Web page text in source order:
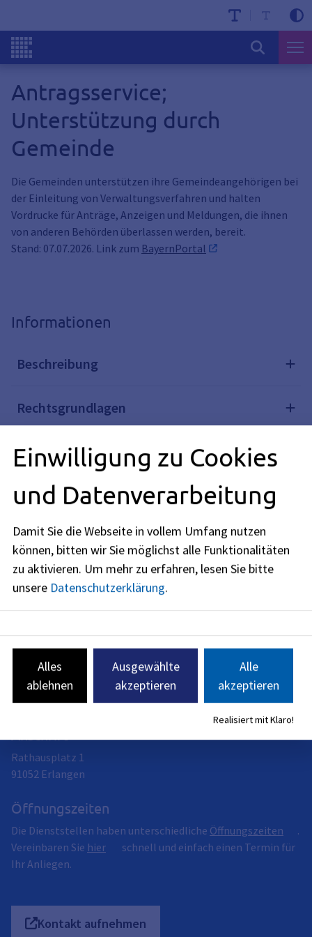
Antragsservice;
Unterstützung durch
Gemeinde
Die Gemeinden unterstützen ihre Gemeindeangehörigen bei
der Einleitung von Verwaltungsverfahren und halten
Vordrucke für Anträge, Anzeigen und Meldungen, die ihnen
von anderen Behörden überlassen werden, bereit.
Stand: 07.07.2026. Link zum BayernPortal
Informationen
Beschreibung
Rechtsgrundlagen
Verwandte Themen
Redaktionell verantwortlich: Bayerisches Staatsministerium
des Innern, für Sport und Integration (sieheBayernPortal
)
Das Dienstleistungsangebot der Stadt Erlangen ist breit
gefächert.
Hier finden Sie die einzelnen Fachdienststellen mit ihrem
Leistungsspektrum vor.
Rathausplatz 1
91052 Erlangen
Öffnungszeiten
Die Dienststellen haben unterschiedliche Öffnungszeiten
.
Vereinbaren Sie hier
schnell und einfach einen Termin für
Ihr Anliegen.
Kontakt aufnehmen
Einwilligung zu Cookies
und Datenverarbeitung
Damit Sie die Webseite in vollem Umfang nutzen
können, bitten wir Sie möglichst alle Funktionalitäten
zu aktivieren. Um mehr zu erfahren, lesen Sie bitte
unsere Datenschutzerklärung.
Alles
ablehnen
Ausgewählte
akzeptieren
Alle
akzeptieren
Realisiert mit Klaro!